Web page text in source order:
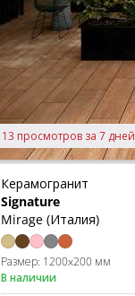
13 просмотров за 7 дней
Керамогранит
Signature
Mirage (Италия)
Размер: 1200x200 мм
В наличии